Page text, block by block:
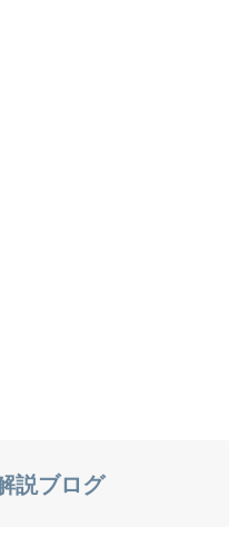
説ブログ